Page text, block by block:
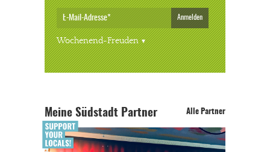
Anmelden
Wochenend-Freuden
Meine Südstadt Partner Alle Partner